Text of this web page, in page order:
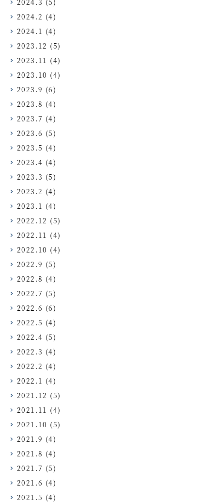
2024.2 (4)
2024.1 (4)
2023.12 (5)
2023.11 (4)
2023.10 (4)
2023.9 (6)
2023.8 (4)
2023.7 (4)
2023.6 (5)
2023.5 (4)
2023.4 (4)
2023.3 (5)
2023.2 (4)
2023.1 (4)
2022.12 (5)
2022.11 (4)
2022.10 (4)
2022.9 (5)
2022.8 (4)
2022.7 (5)
2022.6 (6)
2022.5 (4)
2022.4 (5)
2022.3 (4)
2022.2 (4)
2022.1 (4)
2021.12 (5)
2021.11 (4)
2021.10 (5)
2021.9 (4)
2021.8 (4)
2021.7 (5)
2021.6 (4)
2021.5 (4)